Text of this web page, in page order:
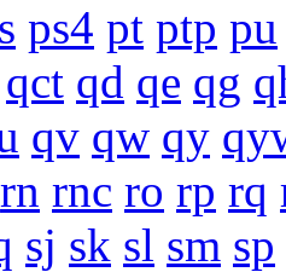
ps4 pt ptp pu
qct qd qe qg
qv qw qy
rn rnc ro rp rq
sj sk sl sm sp